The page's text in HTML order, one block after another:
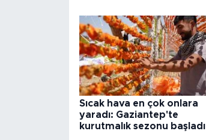
Sıcak hava en çok onlara
yaradı: Gaziantep'te
kurutmalık sezonu başladı